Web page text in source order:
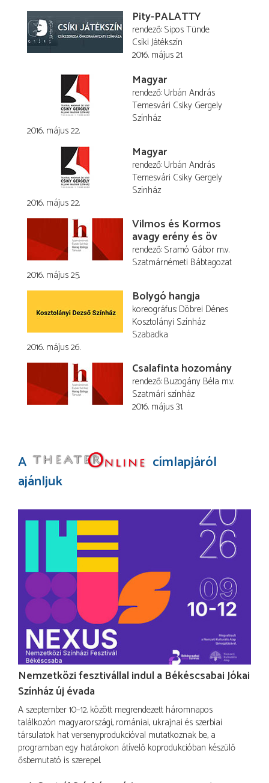
Pity-PALATTY
rendező Sipos Tünde
Csíki Játékszín
2016. május 21.
Magyar
rendező Urbán András
Temesvári Csiky Gergely
Színház
2016. május 22.
Magyar
rendező Urbán András
Temesvári Csiky Gergely
Színház
2016. május 22.
Vilmos és Kormos
avagy erény és öv
rendező Sramó Gábor m.v.
Szatmárnémeti Bábtagozat
2016. május 25.
Bolygó hangja
koreográfus Döbrei Dénes
Kosztolányi Színház
Szabadka
2016. május 26.
Csalafinta hozomány
rendező Buzogány Béla m.v.
Szatmári színház
2016. május 31.
A
címlapjáról
ajánljuk
Nemzetközi fesztivállal indul a Békéscsabai Jókai
Színház új évada
A szeptember 10–12. között megrendezett háromnapos
találkozón magyarországi, romániai, ukrajnai és szerbiai
társulatok hat versenyprodukcióval mutatkoznak be, a
programban egy határokon átívelő koprodukcióban készülő
ősbemutató is szerepel.